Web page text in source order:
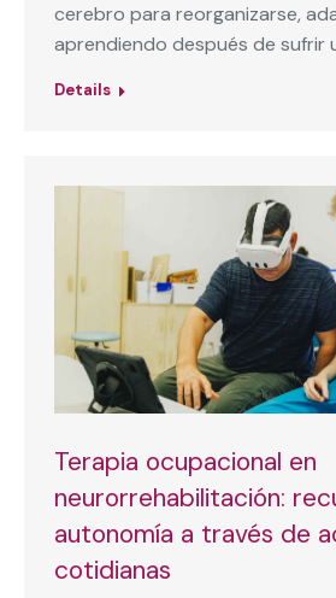
cerebro para reorganizarse,
aprendiendo después de sufrir
Details
Terapia ocupacional en
neurorrehabilitación:
autonomía a través de
cotidianas